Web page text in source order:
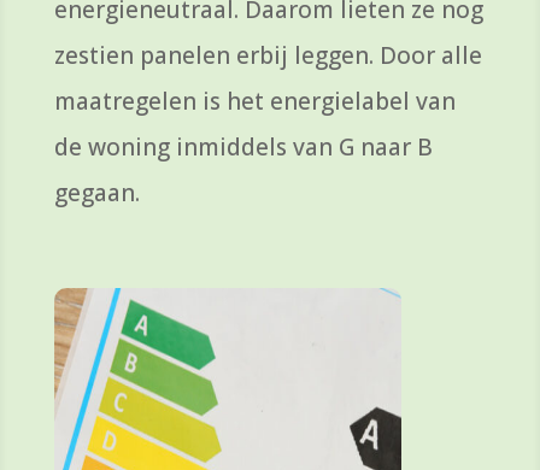
energieneutraal. Daarom lieten ze nog
zestien panelen erbij leggen. Door alle
maatregelen is het energielabel van
de woning inmiddels van G naar B
gegaan.